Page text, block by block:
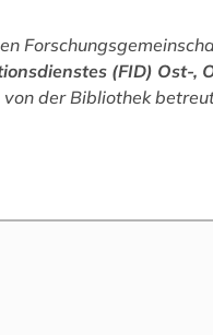
(FID) Ost-,
der Bibliothek